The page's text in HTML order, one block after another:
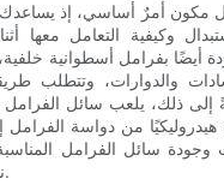
مكون أمرٌ أساسي، إذ يساعدك
وكيفية التعامل معها
أيضًا بفرامل أسطوانية
والدوارات، وتتطلب
إلى ذلك، يلعب سائل
من دواسة الفرامل
وجودة سائل الفرامل
نظام الفرامل بشكل عام.